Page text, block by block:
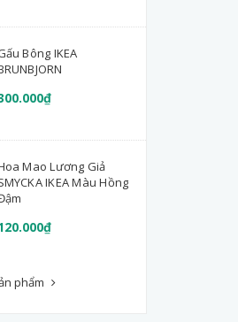
Bông IKEA
Mao Lương Giả
IKEA Màu Hồng
phẩm